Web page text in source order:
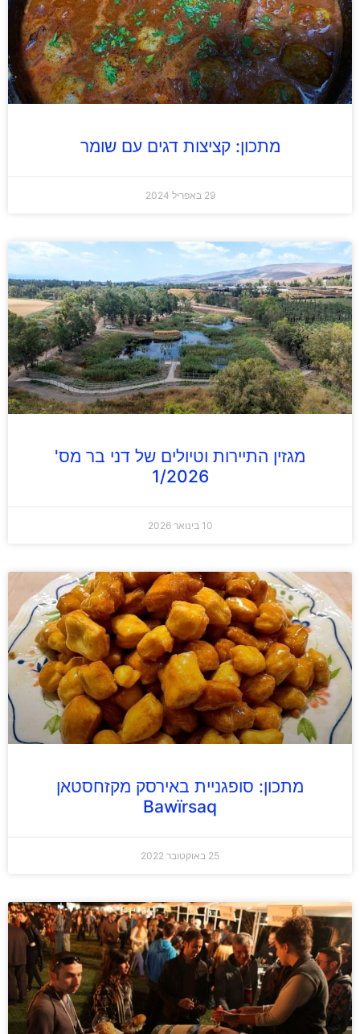
מתכון: קציצות דגים עם שומר
29 באפריל 2024
מגזין התיירות וטיולים של דני בר מס'
1/2026
10 בינואר 2026
מתכון: סופגניית באירסק מקזחסטאן
Bawïrsaq
25 באוקטובר 2022